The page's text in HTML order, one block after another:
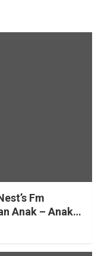
Fm
Anak – Anak